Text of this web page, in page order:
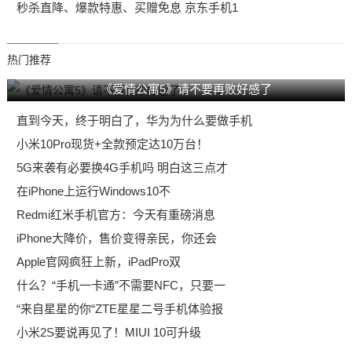
秒杀直降、爆款特惠、买赠免息 京东手机1
热门推荐
《爱情公寓5》请不要再败好感了
直到今天，终于明白了，华为为什么要做手机
小米10Pro现货+全款预定达10万台！
5G来袭有必要换4G手机吗 明白这三点才
在iPhone上运行Windows10不
Redmi红米手机官方：今天有重磅消息
iPhone大降价，售价变得亲民，你还会
Apple官网疯狂上新，iPadPro双
什么？“手机一卡通”不需要NFC，只要一
“来自星星的你“ZTE星星二号手机体验报
小米2S要说再见了！MIUI 10可升级